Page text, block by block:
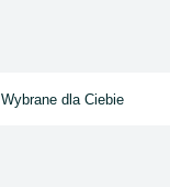
Wybrane dla Ciebie